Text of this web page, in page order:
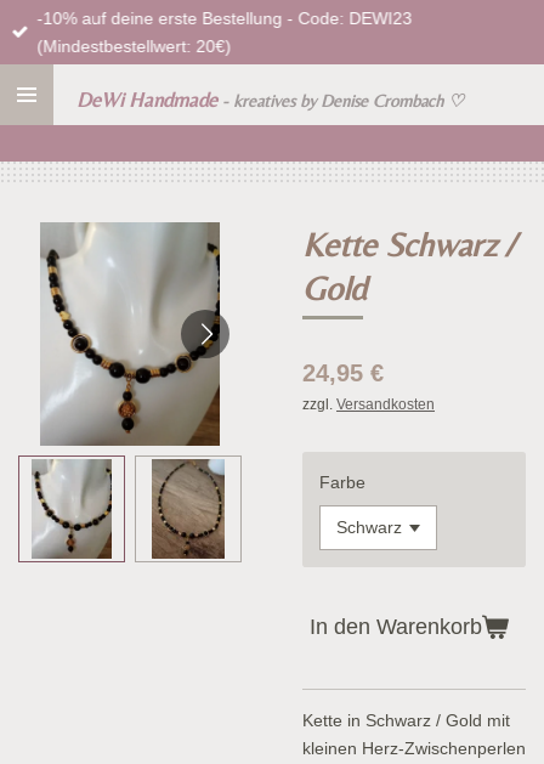
Zum
Hauptinhalt
DeWi Handmade - kreatives by Denise Crombach ♡
-10% auf deine erste Bestellung - Code: DEWI23
(Mindestbestellwert: 20€)
Kette Schwarz /
Gold
24,95 €
zzgl. Versandkosten
Farbe
In den Warenkorb
Kette in Schwarz / Gold mit
kleinen Herz-Zwischenperlen